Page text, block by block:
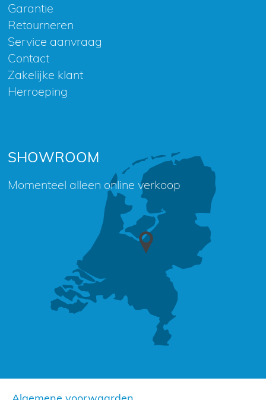
Garantie
Retourneren
Service aanvraag
Contact
Zakelijke klant
Herroeping
SHOWROOM
Momenteel alleen online verkoop